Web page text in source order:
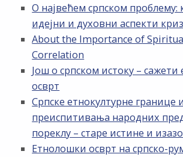
О највећем српском проблему:
идејни и духовни аспекти
About the Importance of
Correlation
Још о српском истоку –
осврт
Српске етнокултурне границе
преиспитивања народних
пореклу – старе истине и
Етнолошки осврт на српско-